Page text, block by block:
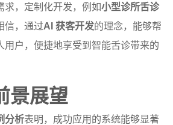
求，定制化开发，例如小型诊所舌诊
信，通过AI 获客开发的理念，能够帮
用户，便捷地享受到智能舌诊带来的
景展望
分析表明，成功应用的系统能够显著